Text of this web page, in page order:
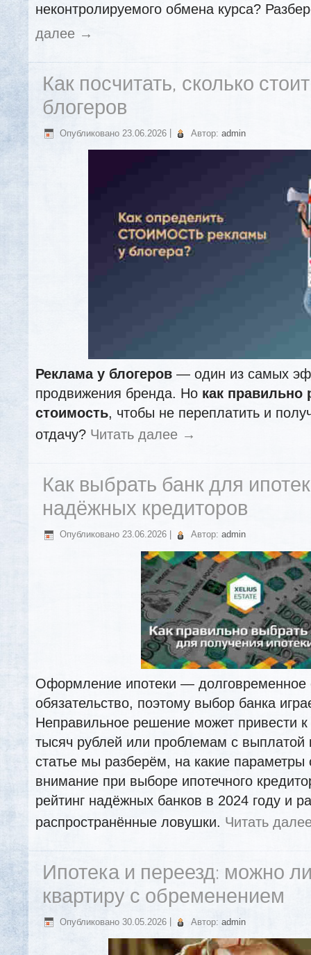
неконтролируемого обмена курса?
далее →
Как посчитать, сколько
блогеров
Опубликовано 23.06.2026 Автор: admin
Реклама у блогеров — один из самых
продвижения бренда. Но как правильно
стоимость, чтобы не переплатить и
отдачу? Читать далее →
Как выбрать банк для
надёжных кредиторов
Опубликовано 23.06.2026 Автор: admin
Оформление ипотеки — долговременное
обязательство, поэтому выбор банка
Неправильное решение может привести к
тысяч рублей или проблемам с выплатой
статье мы разберём, на какие параметры
внимание при выборе ипотечного
рейтинг надёжных банков в 2024 году и
распространённые ловушки. Читать
Ипотека и переезд: можно
квартиру с обременением
Опубликовано 30.05.2026 Автор: admin